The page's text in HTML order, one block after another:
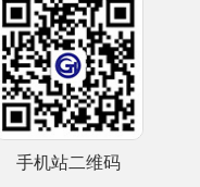
手机站二维码